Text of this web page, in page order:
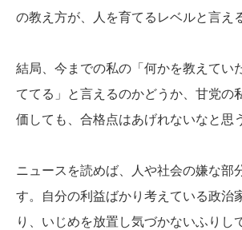
の教え方が、人を育てるレベルと言え
結局、今までの私の「何かを教えてい
ててる」と言えるのかどうか、甘党の
価しても、合格点はあげれないなと思
ニュースを読めば、人や社会の嫌な部
す。自分の利益ばかり考えている政治
り、いじめを放置し気づかないふりし